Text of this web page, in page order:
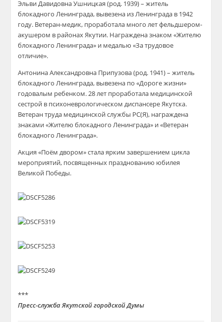
Эльви Давидовна Ушницкая (род. 1939) – житель
блокадного Ленинграда, вывезена из Ленинграда в 1942
году. Ветеран-медик, проработала много лет фельдшером-
акушером в районах Якутии. Награждена знаком «Жителю
блокадного Ленинграда» и медалью «За трудовое
отличие».
Антонина Александровна Припузова (род. 1941) – житель
блокадного Ленинграда, вывезена по «Дороге жизни»
годовалым ребенком. 28 лет проработала медицинской
сестрой в психоневрологическом диспансере Якутска.
Ветеран труда медицинской службы РС(Я), награждена
знаками «Жителю блокадного Ленинграда» и «Ветеран
блокадного Ленинграда».
Акция «Поём двором» стала ярким завершением цикла
мероприятий, посвященных празднованию юбилея
Великой Победы.
***
Пресс-служба Якутской городской Думы